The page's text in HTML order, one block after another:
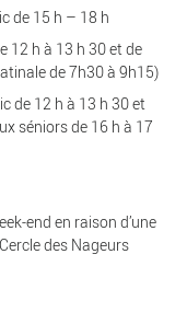
de 15 h – 18 h
12 h à 13 h 30 et de
de 7h30 à 9h15)
de 12 h à 13 h 30 et
séniors de 16 h à 17
end en raison d’une
des Nageurs